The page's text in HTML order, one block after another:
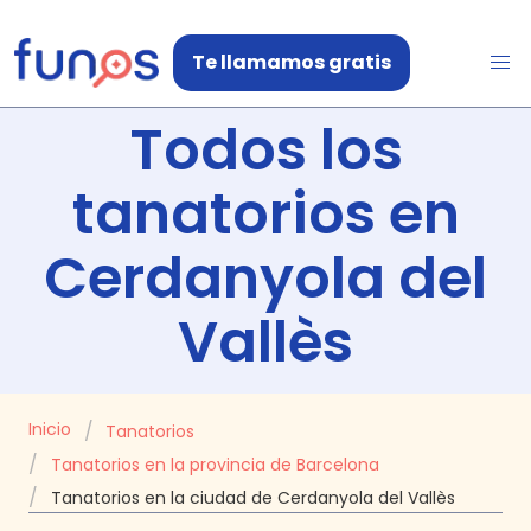
Te llamamos gratis
Todos los
tanatorios en
Cerdanyola del
Vallès
Inicio
Tanatorios
Tanatorios en la provincia de Barcelona
Tanatorios en la ciudad de Cerdanyola del Vallès